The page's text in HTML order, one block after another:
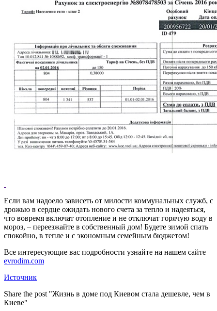
Если вам надоело зависеть от милости коммунальных служб, с
дрожью в сердце ожидать нового счета за тепло и надеяться,
что вовремя включат отопление и не отключат горячую воду в
мороз, – переезжайте в собственный дом! Будете зимой спать
спокойно, в тепле и с экономным семейным бюджетом!
Все интересующие вас подробности узнайте на нашем сайте
evrodim.com
Источник
Share the post "Жизнь в доме под Киевом стала дешевле, чем в
Киеве"